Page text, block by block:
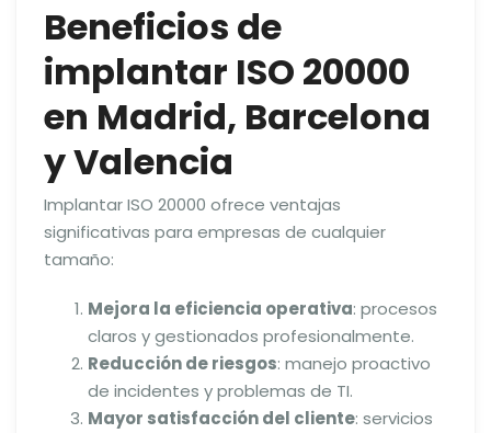
Beneficios de
implantar ISO 20000
en Madrid, Barcelona
y Valencia
Implantar ISO 20000 ofrece ventajas
significativas para empresas de cualquier
tamaño:
Mejora la eficiencia operativa: procesos
claros y gestionados profesionalmente.
Reducción de riesgos: manejo proactivo
de incidentes y problemas de TI.
Mayor satisfacción del cliente: servicios